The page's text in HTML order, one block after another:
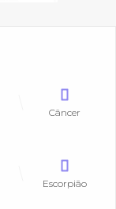
Câncer
Escorpião